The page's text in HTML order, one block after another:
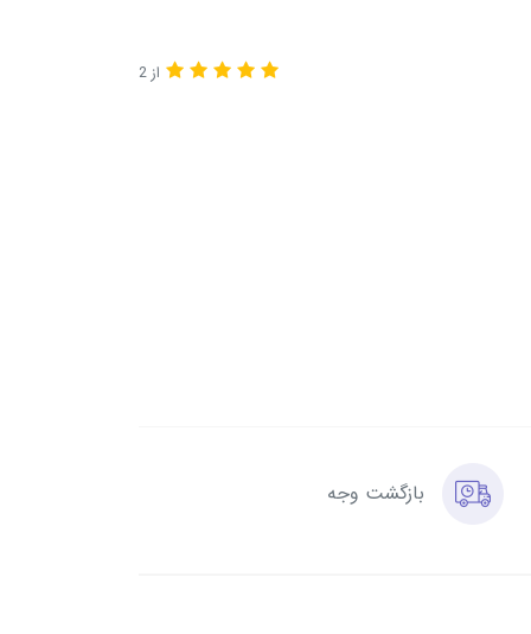
از 2
بازگشت وجه